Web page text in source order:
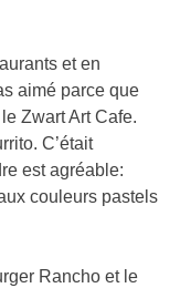
et en
aimé parce que
Zwart Art Cafe.
C’était
est agréable:
couleurs pastels
Rancho et le